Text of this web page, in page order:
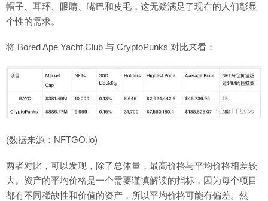
帽子、耳环、眼睛、嘴巴和皮毛，这无疑满足了现在的人们彰显
个性的需求。
将 Bored Ape Yacht Club 与 CryptoPunks 对比来看：
(数据来源：NFTGO.io)
两者对比，可以发现，除了总体量，最高价格与平均价格相差较
大。资产的平均价格是一个需要谨慎解读的指标，因为每个项目
都有不同稀缺性和价值的资产，所以平均价格可能有偏差。然